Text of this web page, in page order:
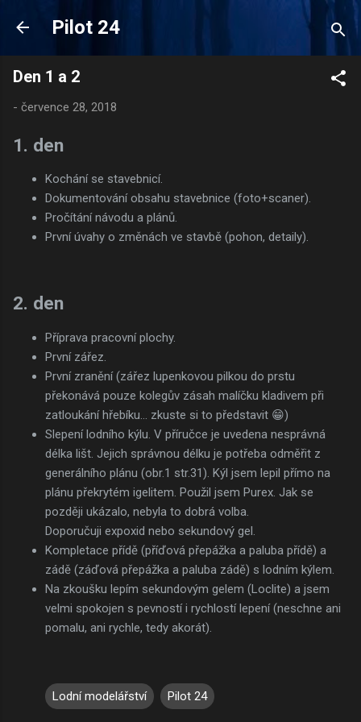
Přeskočit na hlavní obsah
Pilot 24
Den 1 a 2
- července 28, 2018
1. den
Kochání se stavebnicí.
Dokumentování obsahu stavebnice (foto+scaner).
Pročítání návodu a plánů.
První úvahy o změnách ve stavbě (pohon, detaily).
2. den
Příprava pracovní plochy.
První zářez.
První zranění (zářez lupenkovou pilkou do prstu
překonává pouze kolegův zásah malíčku kladivem při
zatloukání hřebíku... zkuste si to představit 😁)
Slepení lodního kýlu. V příručce je uvedena nesprávná
délka lišt. Jejich správnou délku je potřeba odměřit z
generálního plánu (obr.1 str.31). Kýl jsem lepil přímo na
plánu překrytém igelitem. Použil jsem Purex. Jak se
později ukázalo, nebyla to dobrá volba.
Doporučuji expoxid nebo sekundový gel.
Kompletace přídě (příďová přepážka a paluba přídě) a
zádě (záďová přepážka a paluba zádě) s lodním kýlem.
Na zkoušku lepím sekundovým gelem (Loclite) a jsem
velmi spokojen s pevností i rychlostí lepení (neschne ani
pomalu, ani rychle, tedy akorát).
Lodní modelářství Pilot 24